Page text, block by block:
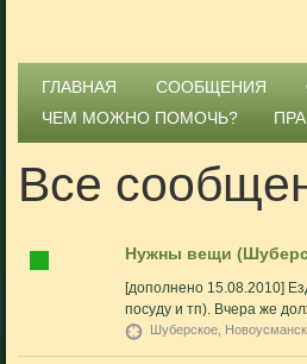
ГЛАВНАЯ СООБЩЕНИЯ
ЧЕМ МОЖНО ПОМОЧЬ?
Все
Нужны вещи
[дополнено 15.08.2010]
посуду и тп). Вчера же
Шуберское,